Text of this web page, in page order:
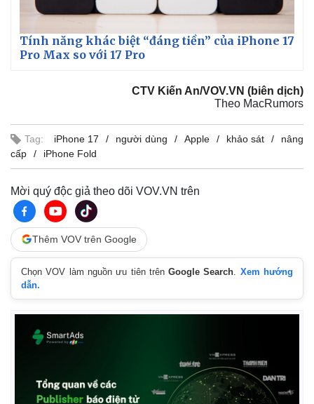
Tính năng khác biệt “đáng tiền” của iPhone 17
Pro Max so với 17 Pro
CTV Kiến An/VOV.VN (biên dịch)
Theo MacRumors
Tag: iPhone 17 người dùng Apple khảo sát
nâng
cấp
iPhone Fold
Mời quý độc giả theo dõi VOV.VN trên
Thêm VOV trên Google
Chọn VOV làm nguồn ưu tiên trênGoogle Search
Xem hướng
dẫn.